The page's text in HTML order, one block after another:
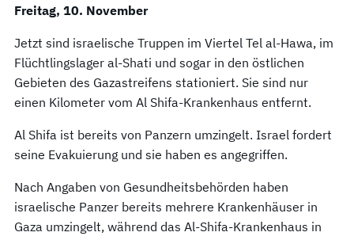
Freitag, 10. November
Jetzt sind israelische Truppen im Viertel Tel al-Hawa, im
Flüchtlingslager al-Shati und sogar in den östlichen
Gebieten des Gazastreifens stationiert. Sie sind nur
einen Kilometer vom Al Shifa-Krankenhaus entfernt.
Al Shifa ist bereits von Panzern umzingelt. Israel fordert
seine Evakuierung und sie haben es angegriffen.
Nach Angaben von Gesundheitsbehörden haben
israelische Panzer bereits mehrere Krankenhäuser in
Gaza umzingelt, während das Al-Shifa-Krankenhaus in